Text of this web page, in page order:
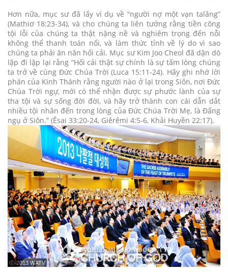
Hơn nữa, mục sư đã lấy ví dụ về “người nợ một vạn talâng”
(Mathiơ 18:23-34), và cho chúng ta liên tưởng rằng tiền công
tội lỗi của chúng ta thật nặng nề và nghiêm trọng đến nỗi
không thể thanh toán nổi, và làm thức tỉnh về lý do vì sao
chúng ta phải ăn năn hối cải. Mục sư Kim Joo Cheol đã dặn dò
lặp đi lặp lại rằng “Hối cải thật sự chính là sự tấm lòng chúng
ta trở về cùng Đức Chúa Trời (Luca 15:11-24). Hãy ghi nhớ lời
phán của Kinh Thánh rằng người nào ở lại trong Siôn, nơi Đức
Chúa Trời ngự, mới có thể nhận được sự phước lành của sự
tha tội và sự sống đời đời, và hãy trở thành con cái dẫn dắt
nhiều tội nhân đến trong lòng của Đức Chúa Trời Mẹ, là Đấng
ngụ ở Siôn.” (Êsai 33:20-24, Giêrêmi 4:5-6, Khải Huyền 22:17).
ⓒ 2013 WATV